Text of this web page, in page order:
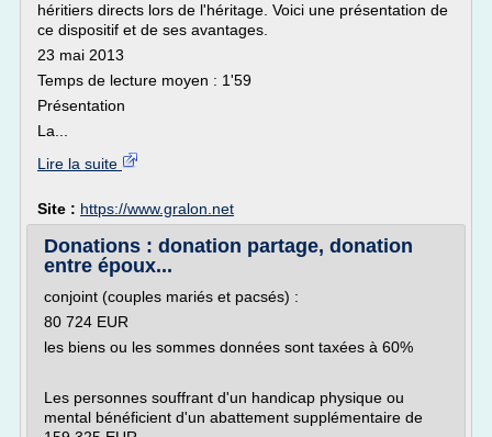
héritiers directs lors de l'héritage. Voici une présentation de
ce dispositif et de ses avantages.
23 mai 2013
Temps de lecture moyen : 1'59
Présentation
La...
Lire la suite
Site : https://www.gralon.net
Donations : donation partage, donation
entre époux...
conjoint (couples mariés et pacsés) :
80 724 EUR
les biens ou les sommes données sont taxées à 60%
Les personnes souffrant d'un handicap physique ou
mental bénéficient d'un abattement supplémentaire de